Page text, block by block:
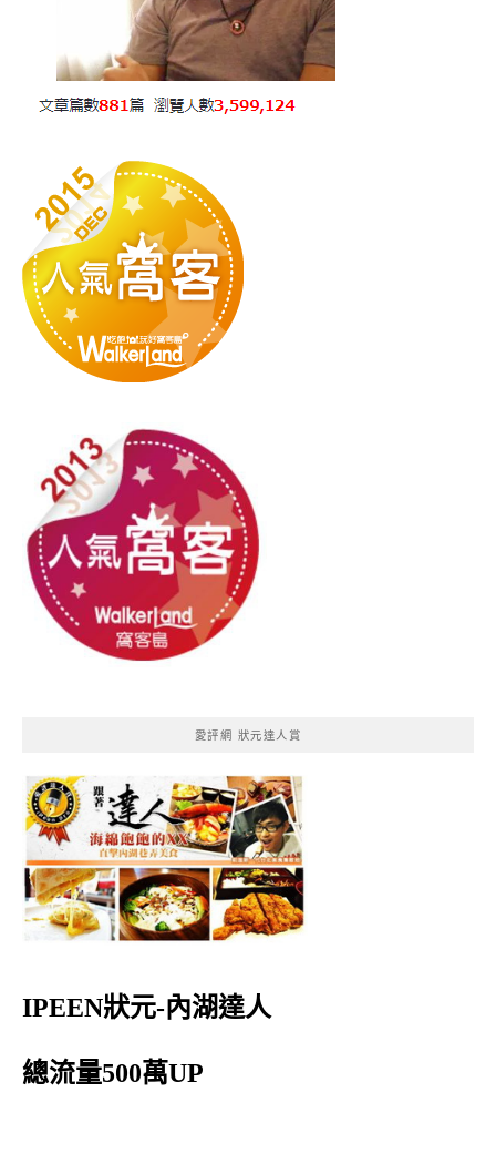
愛評網 狀元達人賞
IPEEN狀元-內湖達人
總流量500萬UP